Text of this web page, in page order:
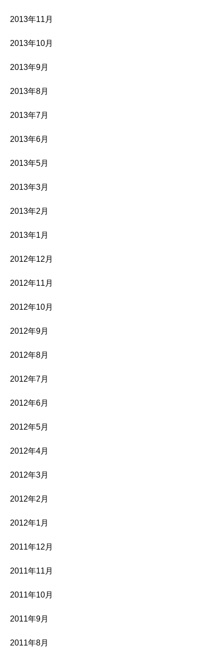
2013年11月
2013年10月
2013年9月
2013年8月
2013年7月
2013年6月
2013年5月
2013年3月
2013年2月
2013年1月
2012年12月
2012年11月
2012年10月
2012年9月
2012年8月
2012年7月
2012年6月
2012年5月
2012年4月
2012年3月
2012年2月
2012年1月
2011年12月
2011年11月
2011年10月
2011年9月
2011年8月